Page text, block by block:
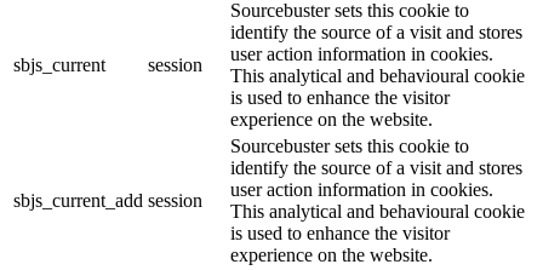
sbjs_current session
Sourcebuster sets this cookie to
identify the source of a visit and stores
user action information in cookies.
This analytical and behavioural cookie
is used to enhance the visitor
experience on the website.
sbjs_current_add session
Sourcebuster sets this cookie to
identify the source of a visit and stores
user action information in cookies.
This analytical and behavioural cookie
is used to enhance the visitor
experience on the website.